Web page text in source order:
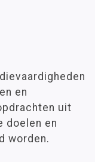
en
uit
doelen en
worden.